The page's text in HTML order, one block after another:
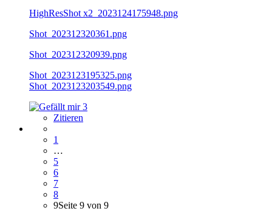
HighResShot x2_2023124175948.png
Shot_202312320361.png
Shot_202312320939.png
Shot_2023123195325.png
Shot_2023123203549.png
3
Zitieren
1
…
5
6
7
8
9Seite 9 von 9